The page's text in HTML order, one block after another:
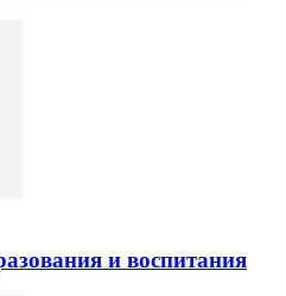
и воспитания